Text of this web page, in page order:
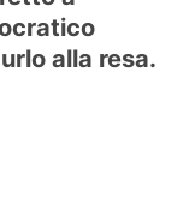
alla resa.